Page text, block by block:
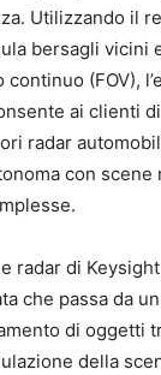
Utilizzando il
bersagli vicini
(FOV),
ai clienti
radar
con
radar di
che passa da
di oggetti
della